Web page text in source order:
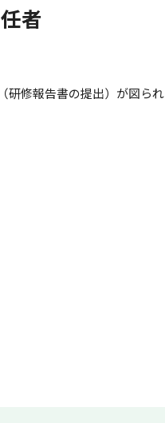
者
研修報告書の提出）が図られ